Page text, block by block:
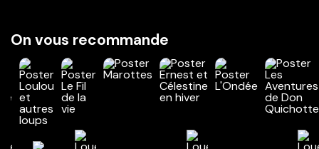
On vous recommande